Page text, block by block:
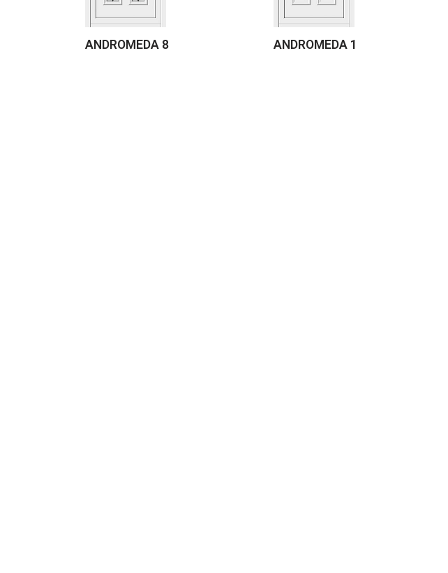
ANDROMEDA 8 ANDROMEDA 1